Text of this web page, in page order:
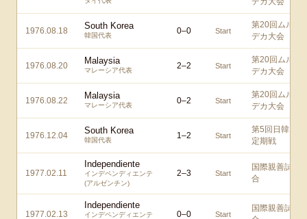
1976.08.18 South Korea
韓国代表 0–0 Start
第20回ムル
デカ大会
1976.08.20 Malaysia
マレーシア代表 2–2 Start
第20回ムル
デカ大会
1976.08.22 Malaysia
マレーシア代表 0–2 Start
第20回ムル
デカ大会
1976.12.04 South Korea
韓国代表 1–2 Start
第5回日韓
定期戦
1977.02.11
Independiente
インデペンディエンテ
(アルゼンチン)
2–3 Start
国際親善試
合
1977.02.13
Independiente
インデペンディエンテ
0–0 Start
国際親善試